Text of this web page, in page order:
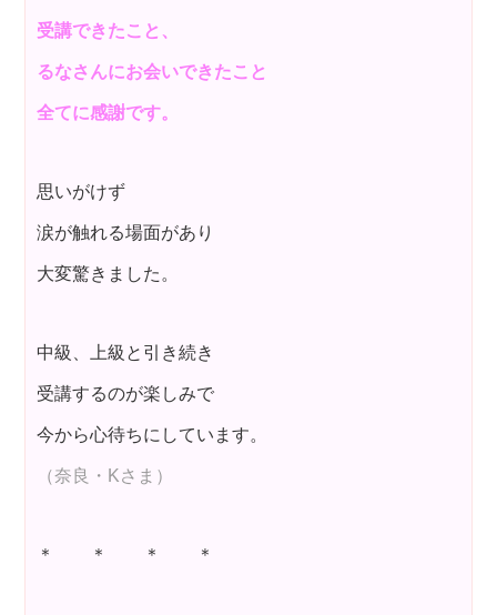
受講できたこと、
るなさんにお会いできたこと
全てに感謝です。
思いがけず
涙が触れる場面があり
大変驚きました。
中級、上級と引き続き
受講するのが楽しみで
今から心待ちにしています。
（奈良・Kさま）
＊ ＊ ＊ ＊